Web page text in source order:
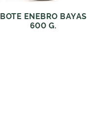
BOTE ENEBRO BAYAS
600 G.